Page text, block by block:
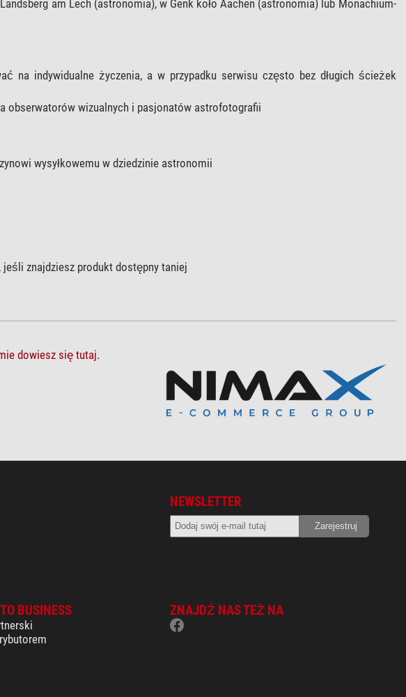
am Lech (astronomia), w Genk koło Aachen (astronomia) lub Monachium-
na indywidualne życzenia, a w przypadku serwisu często bez długich ścieżek
obserwatorów wizualnych i pasjonatów astrofotografii
wysyłkowemu w dziedzinie astronomii
znajdziesz produkt dostępny taniej
dowiesz się tutaj.
NEWSLETTER
BUSINESS ZNAJDŹ NAS TEŻ NA